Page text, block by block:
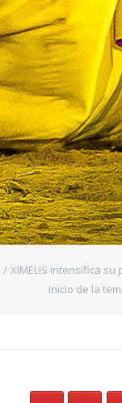
/ XIMELIS intensifica
inicio de la